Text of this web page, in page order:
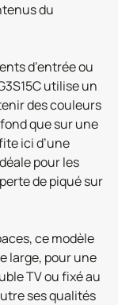
du
d’entrée ou
utilise un
des couleurs
que sur une
ici d’une
pour les
de piqué sur
ce modèle
large, pour une
TV ou fixé au
ses qualités